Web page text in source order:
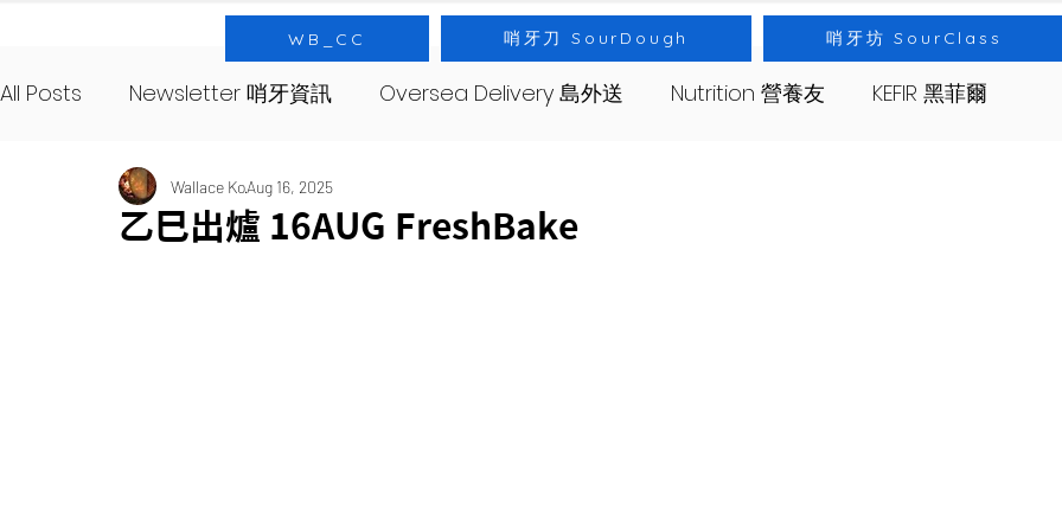
WB_CC 哨牙刀 SourDough 哨牙坊 SourClass
All Posts Newsletter 哨牙資訊 Oversea Delivery 島外送 Nutrition 營養友 KEFIR 黑菲爾
SourNote 哨牙記 Yeast 酵母
乙巳出爐 16AUG FreshBake
Wallace KoAug 16, 2025